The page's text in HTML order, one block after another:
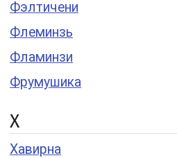
Фэлтичени
Флеминзь
Фламинзи
Фрумушика
Х
Хавирна